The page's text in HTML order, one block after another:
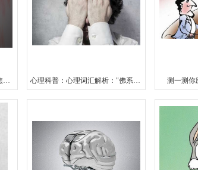
【太原心理咨询心理测试】你焦虑吗? 心理科普：心理词汇解析："佛系和躺平" 测一测你